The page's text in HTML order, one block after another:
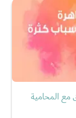
مع المحامية